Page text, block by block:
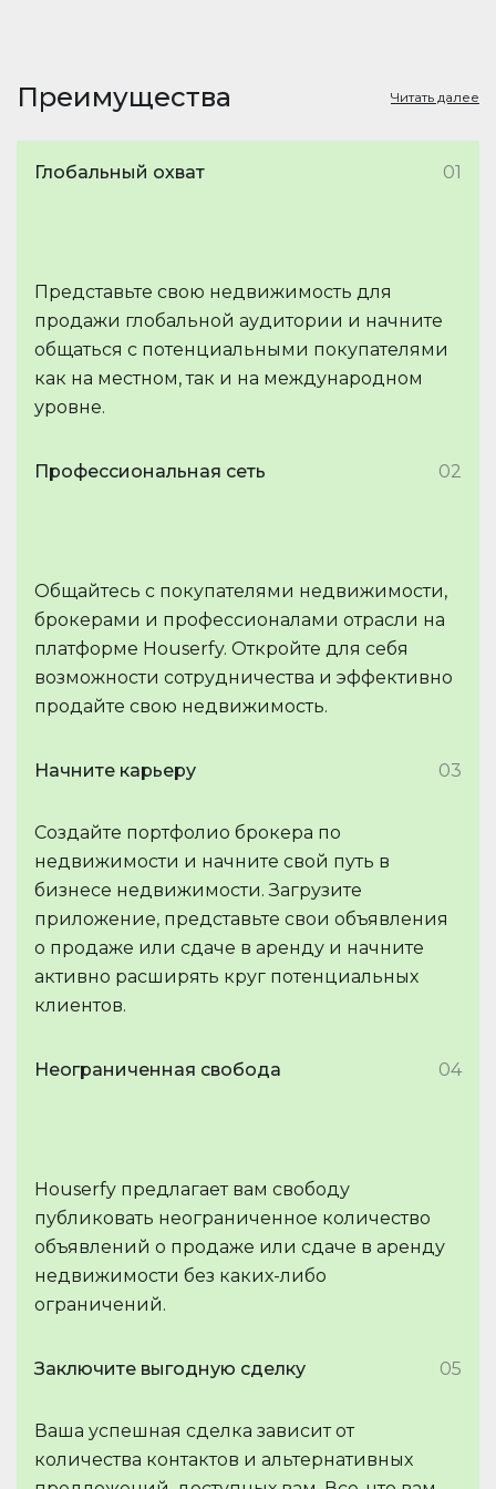
Преимущества Читать далее
Глобальный охват 01
Представьте свою недвижимость для
продажи глобальной аудитории и начните
общаться с потенциальными покупателями
как на местном, так и на международном
уровне.
Профессиональная сеть 02
Общайтесь с покупателями недвижимости,
брокерами и профессионалами отрасли на
платформе Houserfy. Откройте для себя
возможности сотрудничества и эффективно
продайте свою недвижимость.
Начните карьеру 03
Создайте портфолио брокера по
недвижимости и начните свой путь в
бизнесе недвижимости. Загрузите
приложение, представьте свои объявления
о продаже или сдаче в аренду и начните
активно расширять круг потенциальных
клиентов.
Неограниченная свобода 04
Houserfy предлагает вам свободу
публиковать неограниченное количество
объявлений о продаже или сдаче в аренду
недвижимости без каких-либо
ограничений.
Заключите выгодную сделку 05
Ваша успешная сделка зависит от
количества контактов и альтернативных